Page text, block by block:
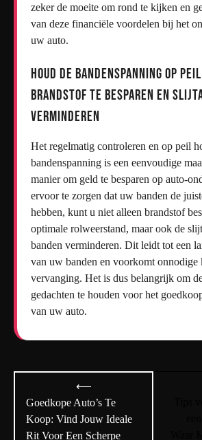
zeker de moeite om rond te kijken en
van deze financiële voordelen bij het
uw auto.
Houd de bandenspanning op peil
brandstof te besparen en
verminderen
Het regelmatig controleren en op peil
bandenspanning is een eenvoudige
manier om geld te besparen op auto-
ervoor te zorgen dat uw banden de
hebben, kunt u niet alleen brandstof
optimale rolweerstand, maar ook de
banden verminderen. Dit leidt tot een
van uw banden en voorkomt onnodige
vervanging. Het is dus belangrijk om
gedachten te houden voor het
van uw auto.
navigatie
⟵
Goedkope Auto’s Te
Koop: Vind Jouw Ideale
Rit Voor Een Scherpe